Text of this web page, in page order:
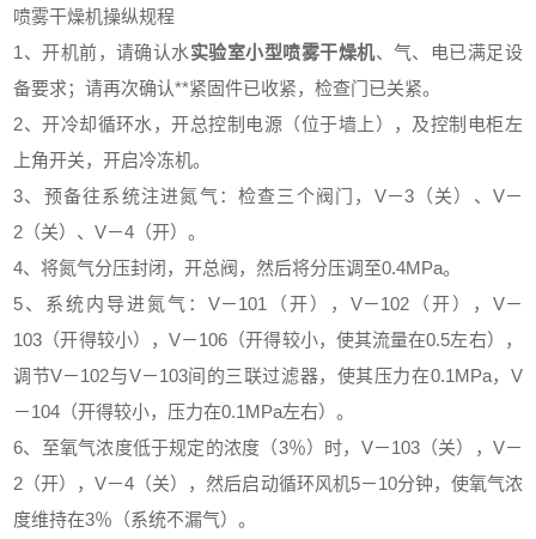
喷雾干燥机操纵规程
1、开机前，请确认水实验室小型喷雾干燥机、气、电已满足设
备要求；请再次确认**紧固件已收紧，检查门已关紧。
2、开冷却循环水，开总控制电源（位于墙上），及控制电柜左
上角开关，开启冷冻机。
3、预备往系统注进氮气：检查三个阀门，V－3（关）、V－
2（关）、V－4（开）。
4、将氮气分压封闭，开总阀，然后将分压调至0.4MPa。
5、系统内导进氮气：V－101（开），V－102（开），V－
103（开得较小），V－106（开得较小，使其流量在0.5左右），
调节V－102与V－103间的三联过滤器，使其压力在0.1MPa，V
－104（开得较小，压力在0.1MPa左右）。
6、至氧气浓度低于规定的浓度（3％）时，V－103（关），V－
2（开），V－4（关），然后启动循环风机5－10分钟，使氧气浓
度维持在3％（系统不漏气）。